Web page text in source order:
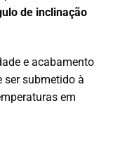
de inclinação
e acabamento
ser submetido à
em